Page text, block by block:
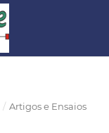
/ Artigos e Ensaios